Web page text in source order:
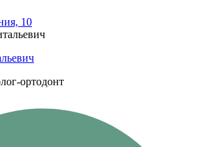
10
ортодонт